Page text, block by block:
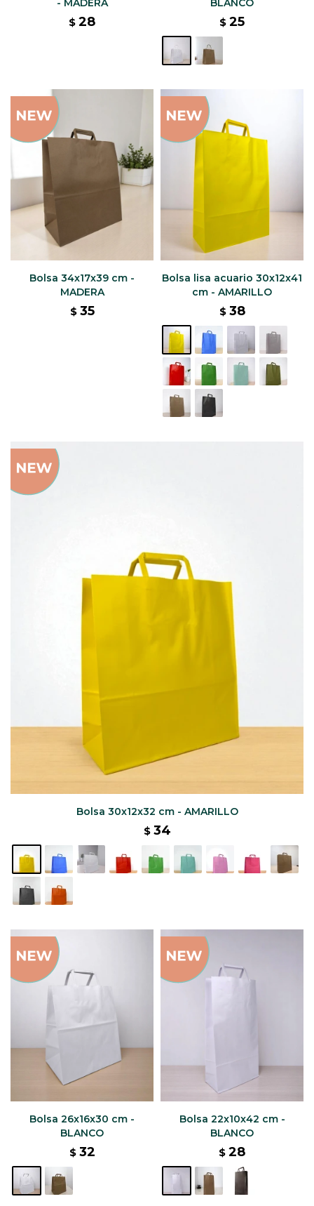
$ 28
$ 25
Bolsa 34x17x39 cm -
MADERA
$ 35
Bolsa lisa acuario 30x12x41
cm - AMARILLO
$ 38
Bolsa 30x12x32 cm - AMARILLO
$ 34
Bolsa 26x16x30 cm -
BLANCO
$ 32
Bolsa 22x10x42 cm -
BLANCO
$ 28